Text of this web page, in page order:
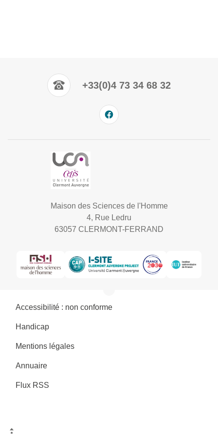
+33(0)4 73 34 68 32
Maison des Sciences de l'Homme
4, Rue Ledru
63057 CLERMONT-FERRAND
Accessibilité : non conforme
Handicap
Mentions légales
Annuaire
Flux RSS